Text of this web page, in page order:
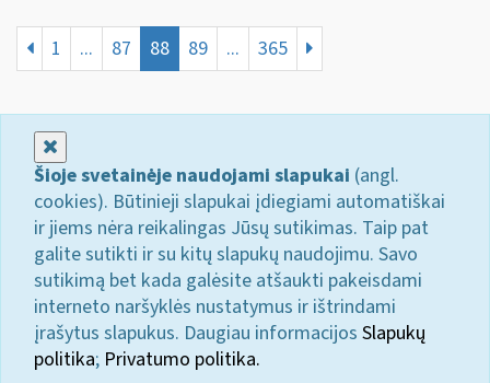
1 ... 87 88 89 ... 365
Šioje svetainėje naudojami slapukai (angl.
cookies). Būtinieji slapukai įdiegiami automatiškai
ir jiems nėra reikalingas Jūsų sutikimas. Taip pat
galite sutikti ir su kitų slapukų naudojimu. Savo
sutikimą bet kada galėsite atšaukti pakeisdami
interneto naršyklės nustatymus ir ištrindami
įrašytus slapukus. Daugiau informacijos Slapukų
politika; Privatumo politika.